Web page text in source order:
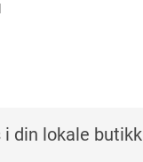
din lokale butikk